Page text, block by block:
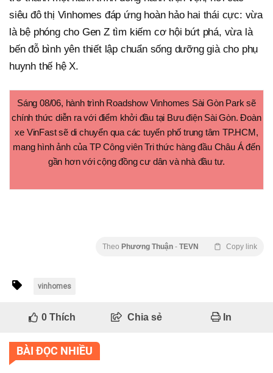
siêu đô thị Vinhomes đáp ứng hoàn hảo hai thái cực: vừa
là bệ phóng cho Gen Z tìm kiếm cơ hội bứt phá, vừa là
bến đỗ bình yên thiết lập chuẩn sống dưỡng già cho phụ
huynh thế hệ X.
Sáng 08/06, hành trình Roadshow Vinhomes Sài Gòn Park sẽ
chính thức diễn ra với điểm khởi đầu tại Bưu điện Sài Gòn. Đoàn
xe VinFast sẽ di chuyển qua các tuyến phố trung tâm TP.HCM,
mang hình ảnh của TP Công viên Tri thức hàng đầu Châu Á đến
gần hơn với cộng đồng cư dân và nhà đầu tư.
Theo Phương Thuận - TEVN Copy link
vinhomes
0Thích Chia sẻ In
BÀI ĐỌC NHIỀU